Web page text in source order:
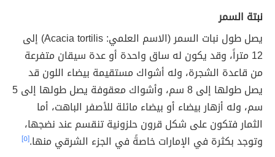
نبتة السمر
يصل طول نبات السمر (الاسم العلمي: Acacia tortilis) إلى
12 متراً، وقد يكون له ساق واحدة أو عدة سيقان متفرعة
من قاعدة الشجرة، وله أشواك مستقيمة بيضاء اللون قد
يصل طولها إلى 8 سم، وأشواك معقوفة يصل طولها إلى 5
سم، وله أزهار بيضاء أو بيضاء مائلة للأصفر الباهت، أما
الثمار فتكون على شكل قرون حلزونية تنقسم عند نضجها،
وتوجد بكثرة في الإمارات خاصةً في الجزء الشرقي منها.[٥]